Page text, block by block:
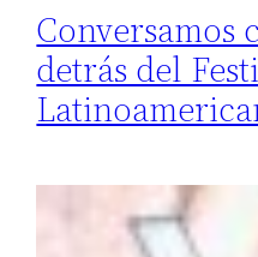
Conversamos
detrás del